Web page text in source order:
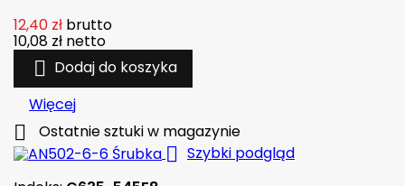
12,40 zł brutto
10,08 zł netto
 Dodaj do koszyka
Więcej
 Ostatnie sztuki w magazynie
 Szybki podgląd